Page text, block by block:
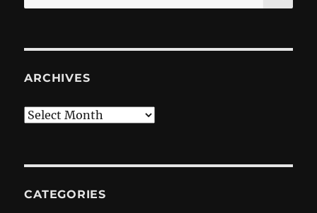
for:
ARCHIVES
Archives
CATEGORIES